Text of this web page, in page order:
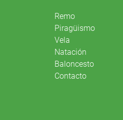
Remo
Piragüismo
Vela
Natación
Baloncesto
Contacto